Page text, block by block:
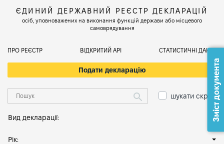
ЄДИНИЙ ДЕРЖАВНИЙ РЕЄСТР ДЕКЛАРАЦІЙ
осіб, уповноважених на виконання функцій держави або місцевого
самоврядування
ПРО РЕЄСТР ВІДКРИТИЙ АРІ СТАТИСТИЧНІ ДАНІ
Подати декларацію
шукати скрізь
Вид декларації:
Рік:
Зміст документа